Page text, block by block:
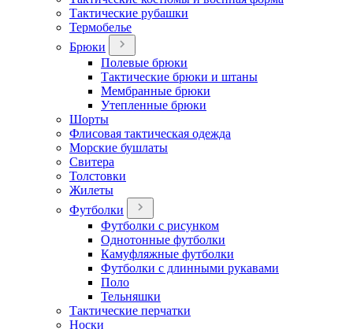
Тактические рубашки
Термобелье
Брюки
Полевые брюки
Тактические брюки и штаны
Мембранные брюки
Утепленные брюки
Шорты
Флисовая тактическая одежда
Морские бушлаты
Свитера
Толстовки
Жилеты
Футболки
Футболки с рисунком
Однотонные футболки
Камуфляжные футболки
Футболки с длинными рукавами
Поло
Тельняшки
Тактические перчатки
Носки